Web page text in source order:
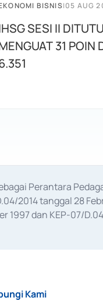
BISNIS|05 AUG
SESI II
31 POIN
Perantara
2014 tanggal 28
1997 dan KEP-07/
Kami